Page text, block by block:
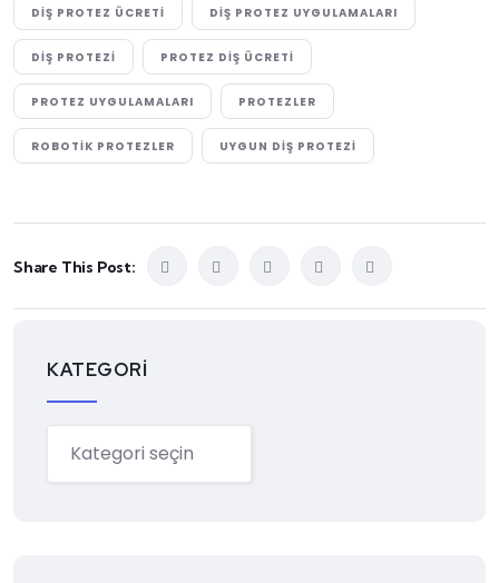
DIŞ PROTEZ ÜCRETI DIŞ PROTEZ UYGULAMALARI
DIŞ PROTEZI PROTEZ DIŞ ÜCRETI
PROTEZ UYGULAMALARI PROTEZLER
ROBOTIK PROTEZLER UYGUN DIŞ PROTEZI
Share This Post:
KATEGORI